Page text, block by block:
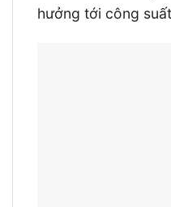
hưởng tới công